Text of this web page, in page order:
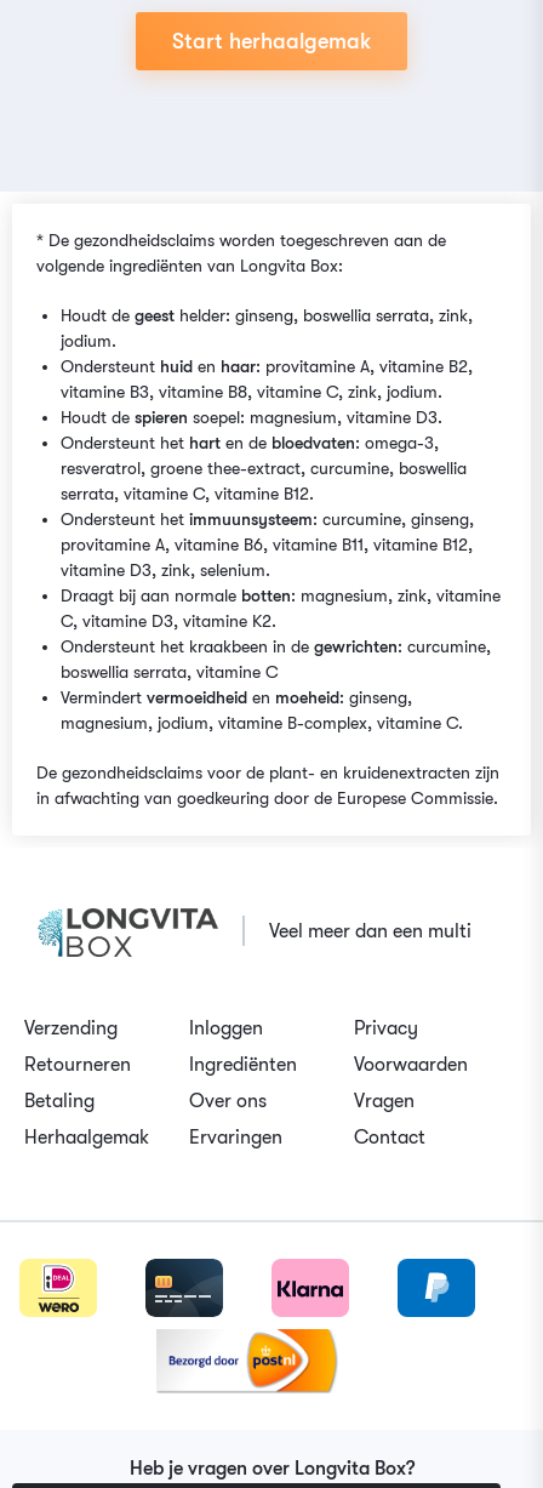
Start herhaalgemak
* De gezondheidsclaims worden toegeschreven aan de
volgende ingrediënten van Longvita Box:
Houdt de geest helder: ginseng, boswellia serrata, zink,
jodium.
Ondersteunt huid en haar: provitamine A, vitamine B2,
vitamine B3, vitamine B8, vitamine C, zink, jodium.
Houdt de spieren soepel: magnesium, vitamine D3.
Ondersteunt het hart en de bloedvaten: omega-3,
resveratrol, groene thee-extract, curcumine, boswellia
serrata, vitamine C, vitamine B12.
Ondersteunt het immuunsysteem: curcumine, ginseng,
provitamine A, vitamine B6, vitamine B11, vitamine B12,
vitamine D3, zink, selenium.
Draagt bij aan normale botten: magnesium, zink, vitamine
C, vitamine D3, vitamine K2.
Ondersteunt het kraakbeen in de gewrichten: curcumine,
boswellia serrata, vitamine C
Vermindert vermoeidheid en moeheid: ginseng,
magnesium, jodium, vitamine B-complex, vitamine C.
De gezondheidsclaims voor de plant- en kruidenextracten zijn
in afwachting van goedkeuring door de Europese Commissie.
Veel meer dan een multi
Verzending Inloggen
Privacy
Retourneren
Ingrediënten
Voorwaarden
Betaling
Over ons
Vragen
Herhaalgemak
Ervaringen Contact
Heb je vragen over Longvita Box?